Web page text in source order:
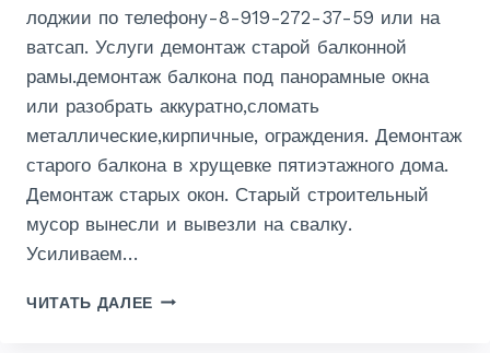
лоджии по телефону-8-919-272-37-59 или на
ватсап. Услуги демонтаж старой балконной
рамы.демонтаж балкона под панорамные окна
или разобрать аккуратно,сломать
металлические,кирпичные, ограждения. Демонтаж
старого балкона в хрущевке пятиэтажного дома.
Демонтаж старых окон. Старый строительный
мусор вынесли и вывезли на свалку.
Усиливаем…
ЧИТАТЬ ДАЛЕЕ ДЕМОНТАЖ